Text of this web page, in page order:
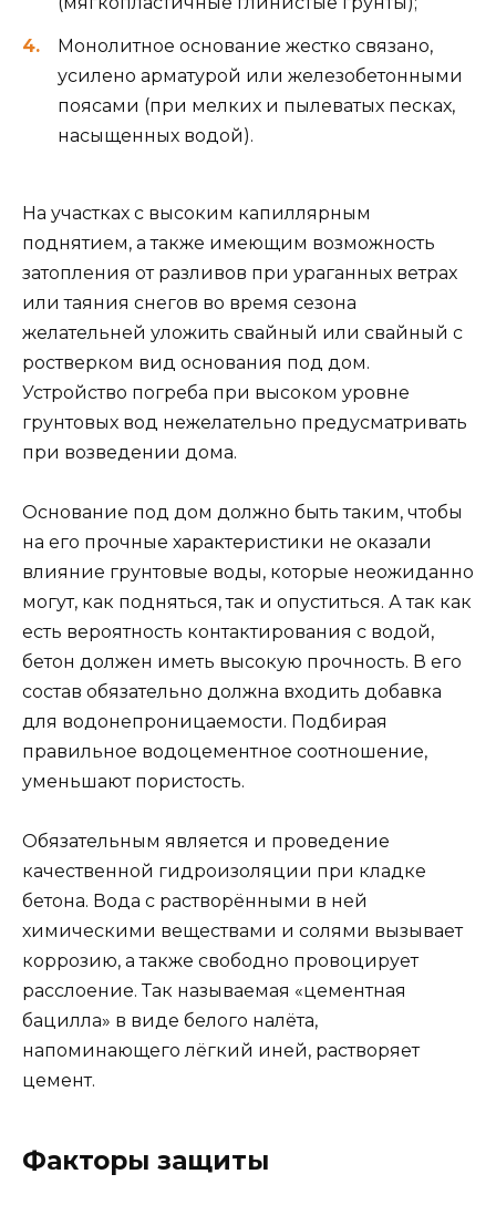
Монолитное основание жестко связано,
усилено арматурой или железобетонными
поясами (при мелких и пылеватых песках,
насыщенных водой).
На участках с высоким капиллярным
поднятием, а также имеющим возможность
затопления от разливов при ураганных ветрах
или таяния снегов во время сезона
желательней уложить свайный или свайный с
ростверком вид основания под дом.
Устройство погреба при высоком уровне
грунтовых вод нежелательно предусматривать
при возведении дома.
Основание под дом должно быть таким, чтобы
на его прочные характеристики не оказали
влияние грунтовые воды, которые неожиданно
могут, как подняться, так и опуститься. А так как
есть вероятность контактирования с водой,
бетон должен иметь высокую прочность. В его
состав обязательно должна входить добавка
для водонепроницаемости. Подбирая
правильное водоцементное соотношение,
уменьшают пористость.
Обязательным является и проведение
качественной гидроизоляции при кладке
бетона. Вода с растворёнными в ней
химическими веществами и солями вызывает
коррозию, а также свободно провоцирует
расслоение. Так называемая «цементная
бацилла» в виде белого налёта,
напоминающего лёгкий иней, растворяет
цемент.
Факторы защиты